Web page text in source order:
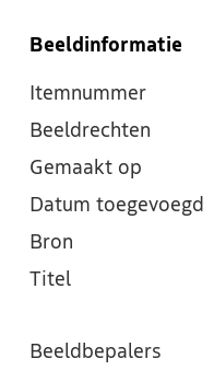
Beeldinformatie
Itemnummer
Beeldrechten
Gemaakt op
Datum toegevoegd
Bron
Titel
Beeldbepalers